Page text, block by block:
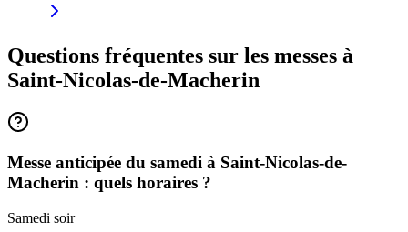
Questions fréquentes sur les messes à
Saint-Nicolas-de-Macherin
Messe anticipée du samedi à Saint-Nicolas-de-
Macherin : quels horaires ?
Samedi soir